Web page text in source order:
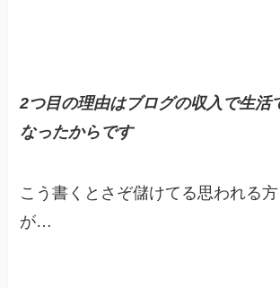
2つ目の理由はブログの収入で生活
なったからです
こう書くとさぞ儲けてる思われる
が…